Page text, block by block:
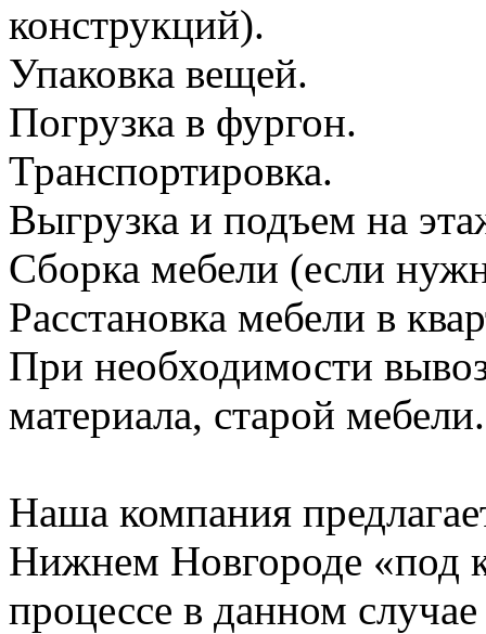
конструкций).
Упаковка вещей.
Погрузка в фургон.
Транспортировка.
Выгрузка и подъем на
Сборка мебели (если
Расстановка мебели в
При необходимости
материала, старой мебели.
Наша компания
Нижнем Новгороде «под
процессе в данном